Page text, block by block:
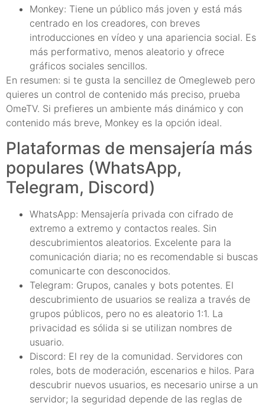
Monkey: Tiene un público más joven y está más
centrado en los creadores, con breves
introducciones en vídeo y una apariencia social. Es
más performativo, menos aleatorio y ofrece
gráficos sociales sencillos.
En resumen: si te gusta la sencillez de Omegleweb pero
quieres un control de contenido más preciso, prueba
OmeTV. Si prefieres un ambiente más dinámico y con
contenido más breve, Monkey es la opción ideal.
Plataformas de mensajería más
populares (WhatsApp,
Telegram, Discord)
WhatsApp: Mensajería privada con cifrado de
extremo a extremo y contactos reales. Sin
descubrimientos aleatorios. Excelente para la
comunicación diaria; no es recomendable si buscas
comunicarte con desconocidos.
Telegram: Grupos, canales y bots potentes. El
descubrimiento de usuarios se realiza a través de
grupos públicos, pero no es aleatorio 1:1. La
privacidad es sólida si se utilizan nombres de
usuario.
Discord: El rey de la comunidad. Servidores con
roles, bots de moderación, escenarios e hilos. Para
descubrir nuevos usuarios, es necesario unirse a un
servidor; la seguridad depende de las reglas de